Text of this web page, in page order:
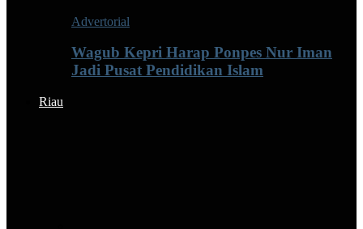
Advertorial
Wagub Kepri Harap Ponpes Nur Iman
Jadi Pusat Pendidikan Islam
Riau